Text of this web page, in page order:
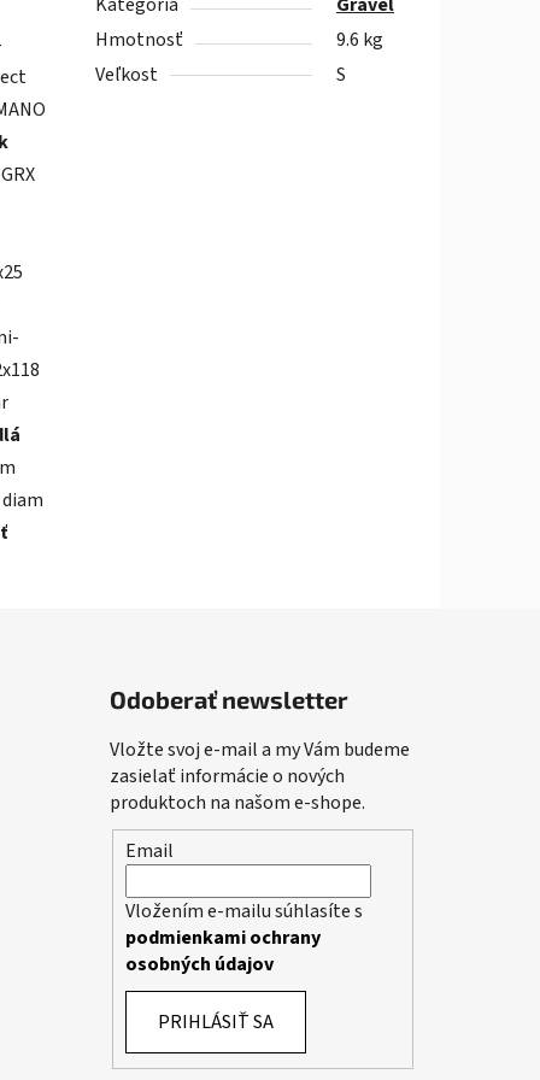
Hmotnosť
9.6 kg
Veľkost
S
Odoberať newsletter
Vložte svoj e-mail a my Vám budeme
zasielať informácie o nových
produktoch na našom e-shope.
Email
Vložením e-mailu súhlasíte s
podmienkami ochrany
osobných údajov
PRIHLÁSIŤ SA